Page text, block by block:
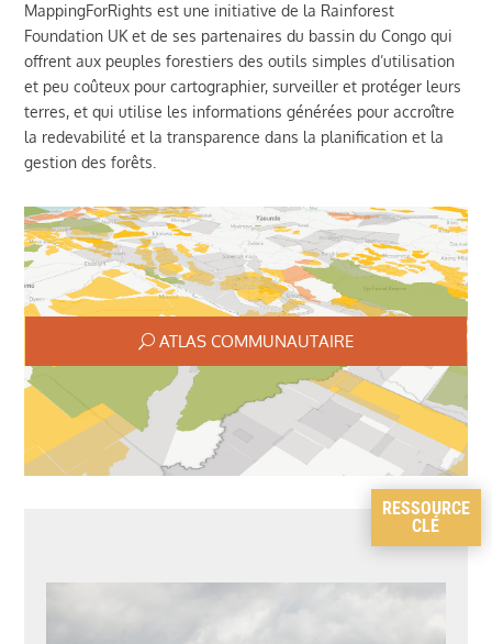
MappingForRights est une initiative de la Rainforest
Foundation UK et de ses partenaires du bassin du Congo qui
offrent aux peuples forestiers des outils simples d’utilisation
et peu coûteux pour cartographier, surveiller et protéger leurs
terres, et qui utilise les informations générées pour accroître
la redevabilité et la transparence dans la planification et la
gestion des forêts.
ATLAS COMMUNAUTAIRE
RESSOURCE
CLÉ